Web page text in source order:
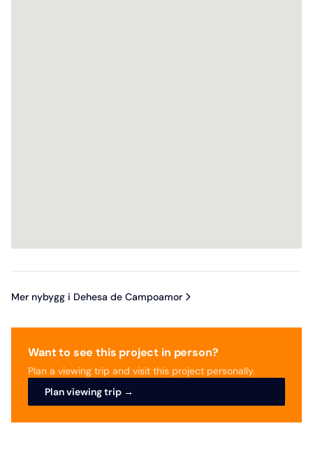
Mer nybygg i Dehesa de Campoamor
Want to see this project in person?
Plan a viewing trip and visit this project personally.
Plan viewing trip →